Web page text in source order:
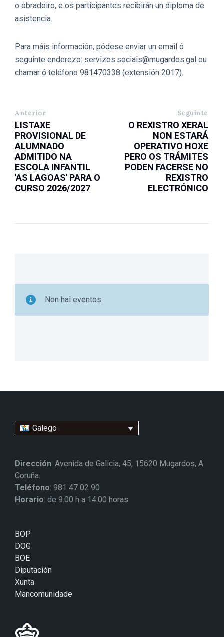
o obradoiro, e os participantes recibirán un diploma de
asistencia.
Para máis información, pódese enviar un email ó
seguinte enderezo: servizos.sociais@mugardos.gal ou
chamar ó teléfono 981470338 (extensión 2017).
Anterior
LISTAXE
PROVISIONAL DE
ALUMNADO
ADMITIDO NA
ESCOLA INFANTIL
'AS LAGOAS' PARA O
CURSO 2026/2027
Seguinte
O REXISTRO XERAL
NON ESTARÁ
OPERATIVO HOXE
PERO OS TRÁMITES
PODEN FACERSE NO
REXISTRO
ELECTRÓNICO
Non hai eventos
Galego
Dirección: Avenida de Galicia, 45, 15620 Mugardos, A
Coruña.
Teléfono: 981 47 02 90
Horario: de 9.00 h a 14.00 horas
BOP
DOG
BOE
Diputación
Xunta
Mancomunidade